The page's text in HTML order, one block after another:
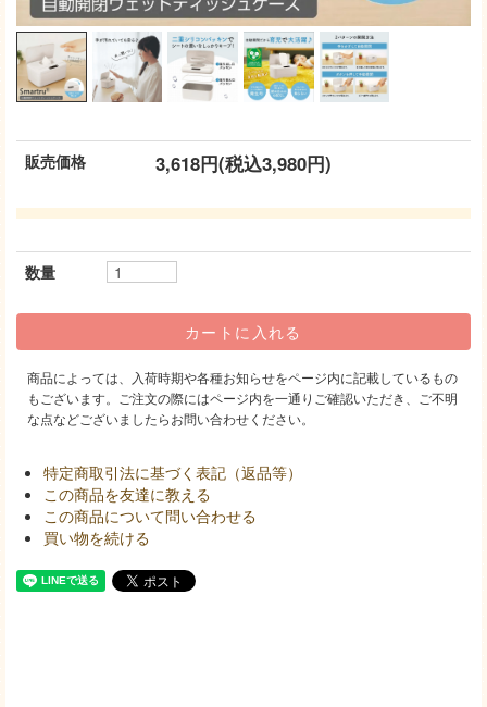
販売価格 3,618円(税込3,980円)
数量
商品によっては、入荷時期や各種お知らせをページ内に記載しているもの
もございます。ご注文の際にはページ内を一通りご確認いただき、ご不明
な点などございましたらお問い合わせください。
特定商取引法に基づく表記（返品等）
この商品を友達に教える
この商品について問い合わせる
買い物を続ける